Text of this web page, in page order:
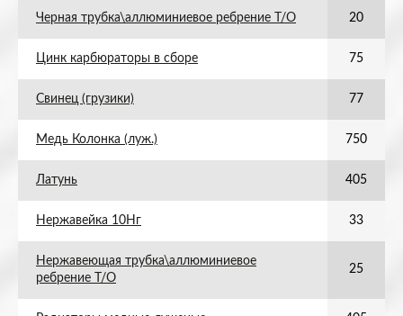
Черная трубка\аллюминиевое ребрение Т/О 20
Цинк карбюраторы в сборе 75
Свинец (грузики) 77
Медь Колонка (луж.) 750
Латунь 405
Нержавейка 10Нг 33
Нержавеющая трубка\аллюминиевое
ребрение Т/О
25